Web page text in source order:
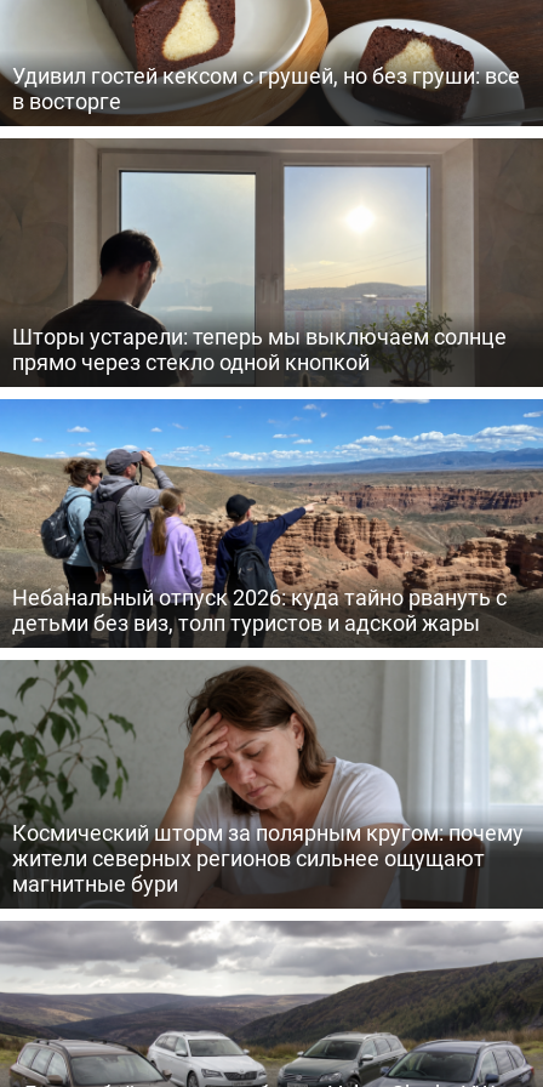
Удивил гостей кексом с грушей, но без груши: все
в восторге
Шторы устарели: теперь мы выключаем солнце
прямо через стекло одной кнопкой
Небанальный отпуск 2026: куда тайно рвануть с
детьми без виз, толп туристов и адской жары
Космический шторм за полярным кругом: почему
жители северных регионов сильнее ощущают
магнитные бури